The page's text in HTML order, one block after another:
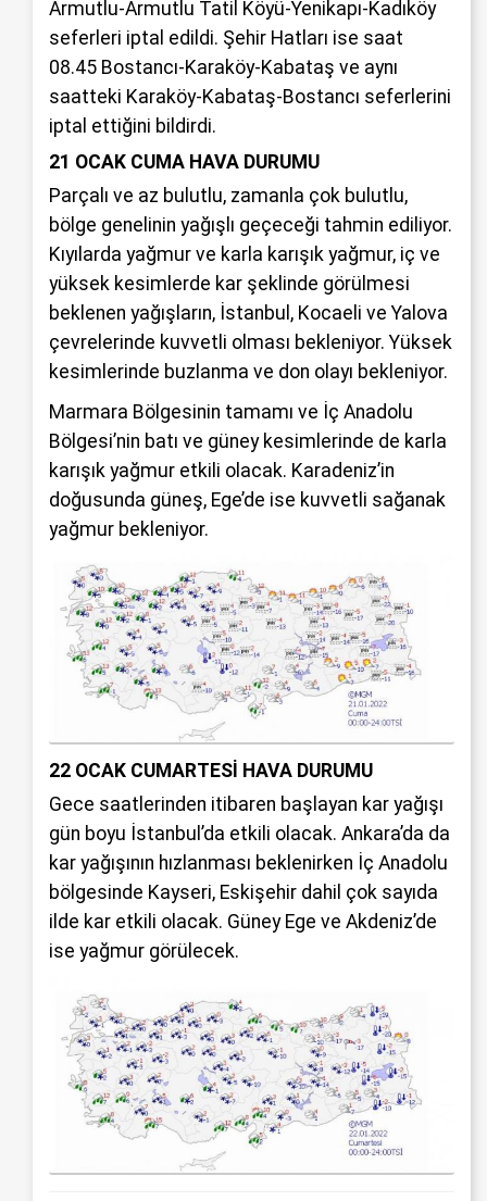
Armutlu-Armutlu Tatil Köyü-Yenikapı-Kadıköy
seferleri iptal edildi. Şehir Hatları ise saat
08.45 Bostancı-Karaköy-Kabataş ve aynı
saatteki Karaköy-Kabataş-Bostancı seferlerini
iptal ettiğini bildirdi.
21 OCAK CUMA HAVA DURUMU
Parçalı ve az bulutlu, zamanla çok bulutlu,
bölge genelinin yağışlı geçeceği tahmin ediliyor.
Kıyılarda yağmur ve karla karışık yağmur, iç ve
yüksek kesimlerde kar şeklinde görülmesi
beklenen yağışların, İstanbul, Kocaeli ve Yalova
çevrelerinde kuvvetli olması bekleniyor. Yüksek
kesimlerinde buzlanma ve don olayı bekleniyor.
Marmara Bölgesinin tamamı ve İç Anadolu
Bölgesi’nin batı ve güney kesimlerinde de karla
karışık yağmur etkili olacak. Karadeniz’in
doğusunda güneş, Ege’de ise kuvvetli sağanak
yağmur bekleniyor.
22 OCAK CUMARTESİ HAVA DURUMU
Gece saatlerinden itibaren başlayan kar yağışı
gün boyu İstanbul’da etkili olacak. Ankara’da da
kar yağışının hızlanması beklenirken İç Anadolu
bölgesinde Kayseri, Eskişehir dahil çok sayıda
ilde kar etkili olacak. Güney Ege ve Akdeniz’de
ise yağmur görülecek.